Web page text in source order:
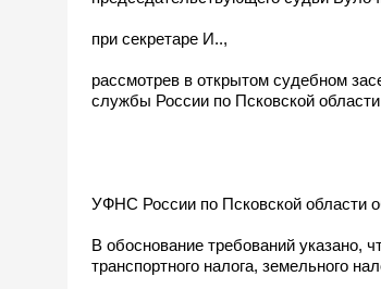
при секретаре И..,
рассмотрев в открытом судебном
службы России по Псковской
УФНС России по Псковской области
В обоснование требований указано,
транспортного налога, земельного